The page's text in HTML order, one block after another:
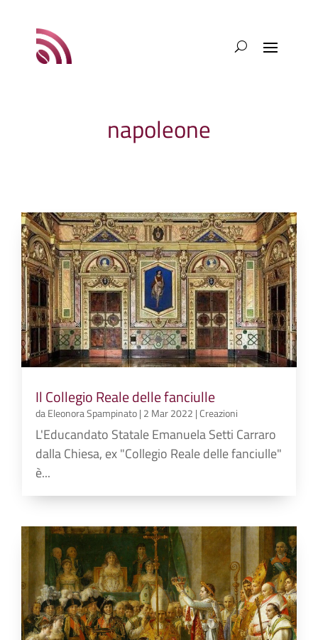
napoleone
Il Collegio Reale delle fanciulle
daEleonora Spampinato| 2 Mar 2022 |Creazioni
L'Educandato Statale Emanuela Setti Carraro
dalla Chiesa, ex "Collegio Reale delle fanciulle"
è...